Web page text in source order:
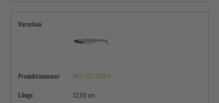
Vorschau
Produktnummer WES-003-029-4
Länge 22,00 cm